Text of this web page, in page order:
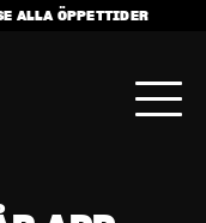
ALLA ÖPPETTIDER